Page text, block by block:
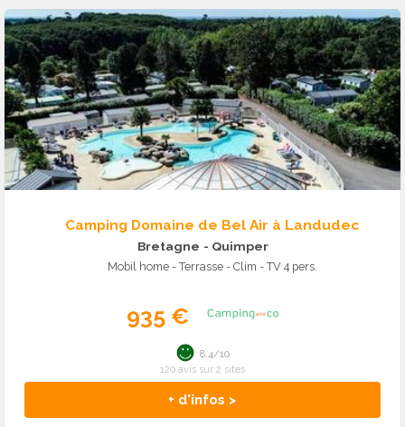
Camping Domaine de Bel Air à Landudec
Bretagne - Quimper
Mobil home - Terrasse - Clim - TV 4 pers.
935 €
+ d'infos >
8.4/10
120 avis sur 2 sites